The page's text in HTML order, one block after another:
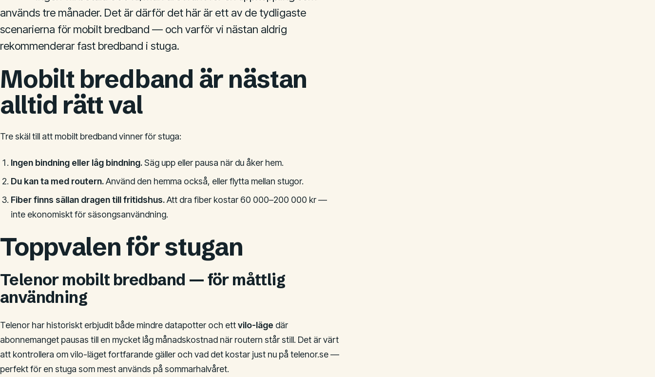
används tre månader. Det är därför det här är ett av de tydligaste
scenarierna för mobilt bredband — och varför vi nästan aldrig
rekommenderar fast bredband i stuga.
Mobilt bredband är nästan
alltid rätt val
Tre skäl till att mobilt bredband vinner för stuga:
Ingen bindning eller låg bindning.Säg upp eller pausa när du åker hem.
Du kan ta med routern.Använd den hemma också, eller flytta mellan stugor.
Fiber finns sällan dragen till fritidshus.Att dra fiber kostar 60 000–200 000 kr —
inte ekonomiskt för säsongsanvändning.
Toppvalen för stugan
Telenor mobilt bredband — för måttlig
användning
Telenor har historiskt erbjudit både mindre datapotter och ettvilo-läge där
abonnemanget pausas till en mycket låg månadskostnad när routern står still. Det är värt
att kontrollera om vilo-läget fortfarande gäller och vad det kostar just nu på telenor.se —
perfekt för en stuga som mest används på sommarhalvåret.